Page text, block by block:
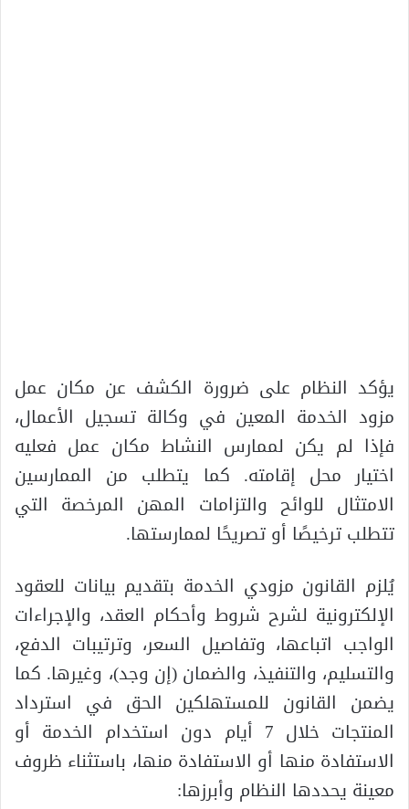
يؤكد النظام على ضرورة الكشف عن مكان عمل
مزود الخدمة المعين في وكالة تسجيل الأعمال،
فإذا لم يكن لممارس النشاط مكان عمل فعليه
اختيار محل إقامته. كما يتطلب من الممارسين
الامتثال للوائح والتزامات المهن المرخصة التي
تتطلب ترخيصًا أو تصريحًا لممارستها.
يُلزم القانون مزودي الخدمة بتقديم بيانات للعقود
الإلكترونية لشرح شروط وأحكام العقد، والإجراءات
الواجب اتباعها، وتفاصيل السعر، وترتيبات الدفع،
والتسليم، والتنفيذ، والضمان (إن وجد)، وغيرها. كما
يضمن القانون للمستهلكين الحق في استرداد
المنتجات خلال 7 أيام دون استخدام الخدمة أو
الاستفادة منها أو الاستفادة منها، باستثناء ظروف
معينة يحددها النظام وأبرزها: